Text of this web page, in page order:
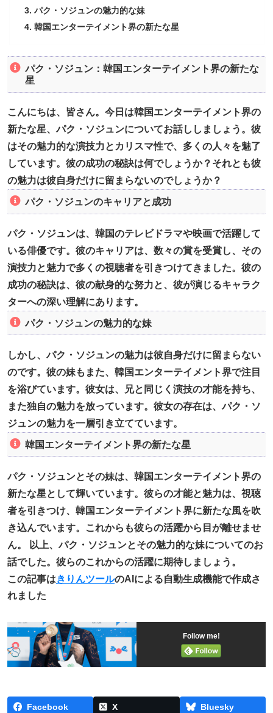
パク・ソジュンの魅力的な妹
韓国エンターテイメント界の新たな星
パク・ソジュン：韓国エンターテイメント界の新たな
星
こんにちは、皆さん。今日は韓国エンターテイメント界の
新たな星、パク・ソジュンについてお話ししましょう。彼
はその魅力的な演技力とカリスマ性で、多くの人々を魅了
しています。彼の成功の秘訣は何でしょうか？それとも彼
の魅力は彼自身だけに留まらないのでしょうか？
パク・ソジュンのキャリアと成功
パク・ソジュンは、韓国のテレビドラマや映画で活躍して
いる俳優です。彼のキャリアは、数々の賞を受賞し、その
演技力と魅力で多くの視聴者を引きつけてきました。彼の
成功の秘訣は、彼の献身的な努力と、彼が演じるキャラク
ターへの深い理解にあります。
パク・ソジュンの魅力的な妹
しかし、パク・ソジュンの魅力は彼自身だけに留まらない
のです。彼の妹もまた、韓国エンターテイメント界で注目
を浴びています。彼女は、兄と同じく演技の才能を持ち、
また独自の魅力を放っています。彼女の存在は、パク・ソ
ジュンの魅力を一層引き立てています。
韓国エンターテイメント界の新たな星
パク・ソジュンとその妹は、韓国エンターテイメント界の
新たな星として輝いています。彼らの才能と魅力は、視聴
者を引きつけ、韓国エンターテイメント界に新たな風を吹
き込んでいます。これからも彼らの活躍から目が離せませ
ん。 以上、パク・ソジュンとその魅力的な妹についてのお
話でした。彼らのこれからの活躍に期待しましょう。
この記事はきりんツールのAIによる自動生成機能で作成さ
れました
Follow me!
Facebook X
Bluesky